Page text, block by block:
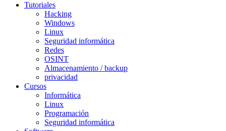
Tutoriales
Hacking
Windows
Linux
Seguridad informática
Redes
OSINT
Almacenamiento / backup
privacidad
Cursos
Informática
Linux
Programación
Seguridad informática